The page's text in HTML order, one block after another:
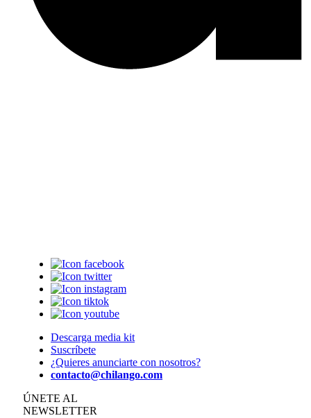
Descarga media kit
Suscríbete
¿Quieres anunciarte con nosotros?
contacto@chilango.com
ÚNETE AL
NEWSLETTER